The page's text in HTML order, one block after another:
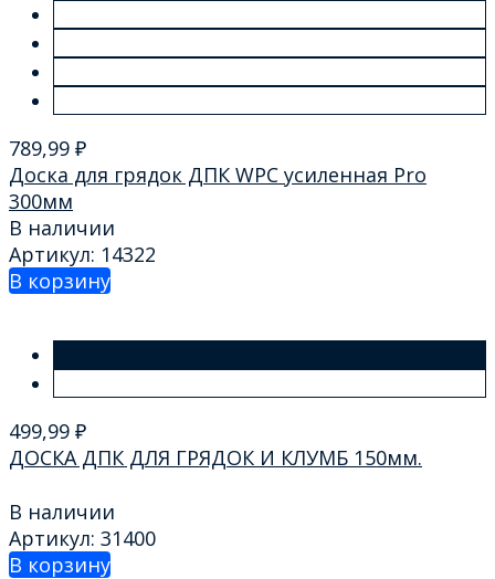
789,99 ₽
Доска для грядок ДПК WPC усиленная Pro
300мм
В наличии
Артикул: 14322
В корзину
499,99 ₽
ДОСКА ДПК ДЛЯ ГРЯДОК И КЛУМБ 150мм.
В наличии
Артикул: 31400
В корзину